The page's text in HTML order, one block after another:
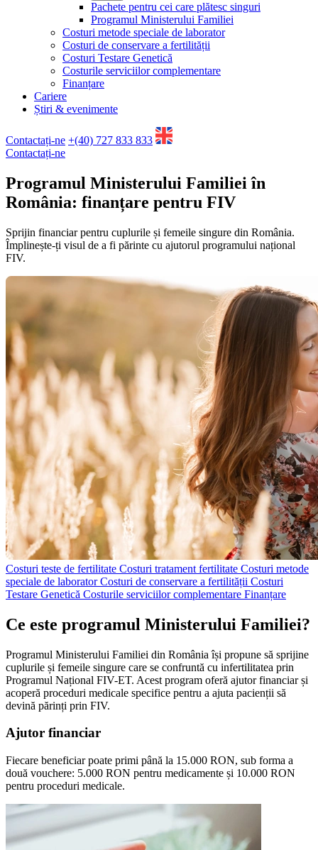
Pachete pentru cei care plătesc singuri
Programul Ministerului Familiei
Costuri metode speciale de laborator
Costuri de conservare a fertilității
Costuri Testare Genetică
Costurile serviciilor complementare
Finanțare
Cariere
Știri & evenimente
Contactați-ne +(40) 727 833 833
Contactați-ne
Programul Ministerului Familiei în
România: finanțare pentru FIV
Sprijin financiar pentru cuplurile și femeile singure din România.
Împlinește-ți visul de a fi părinte cu ajutorul programului național
FIV.
Costuri teste de fertilitate Costuri tratament fertilitate Costuri metode
speciale de laboratorCosturi de conservare a fertilității Costuri
Testare Genetică Costurile serviciilor complementare Finanțare
Ce este programul Ministerului Familiei?
Programul Ministerului Familiei din România își propune să sprijine
cuplurile și femeile singure care se confruntă cu infertilitatea prin
Programul Național FIV-ET. Acest program oferă ajutor financiar și
acoperă proceduri medicale specifice pentru a ajuta pacienții să
devină părinți prin FIV.
Ajutor financiar
Fiecare beneficiar poate primi până la 15.000 RON, sub forma a
două vouchere: 5.000 RON pentru medicamente și 10.000 RON
pentru proceduri medicale.